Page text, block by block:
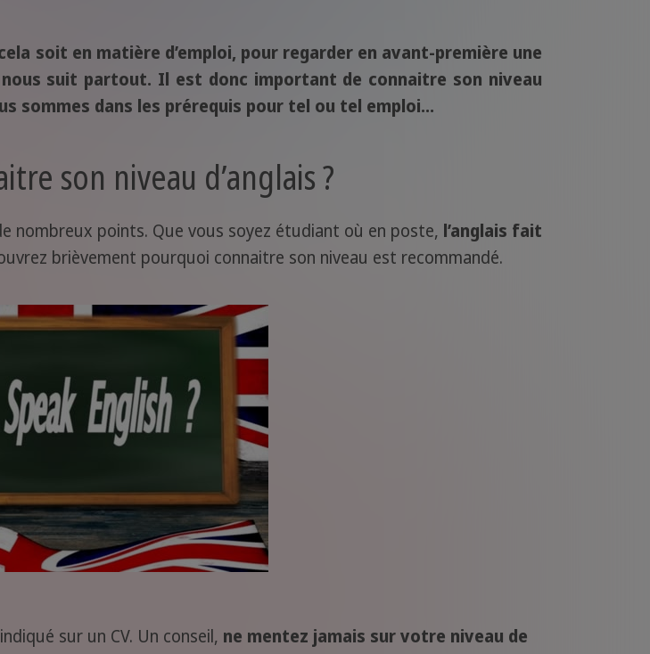
soit en matière d’emploi, pour regarder en avant-première une
suit partout. Il est donc important de connaitre son niveau
sommes dans les prérequis pour tel ou tel emploi...
son niveau d’anglais ?
nombreux points. Que vous soyez étudiant où en poste, l’anglais fait
brièvement pourquoi connaitre son niveau est recommandé.
sur un CV. Un conseil, ne mentez jamais sur votre niveau de